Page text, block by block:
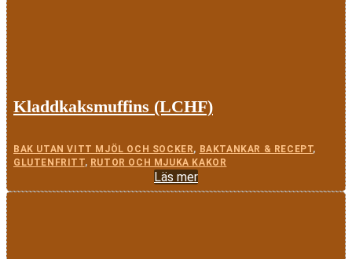
Kladdkaksmuffins (LCHF)
BAK UTAN VITT MJÖL OCH SOCKER, BAKTANKAR & RECEPT,
GLUTENFRITT, RUTOR OCH MJUKA KAKOR
Läs mer